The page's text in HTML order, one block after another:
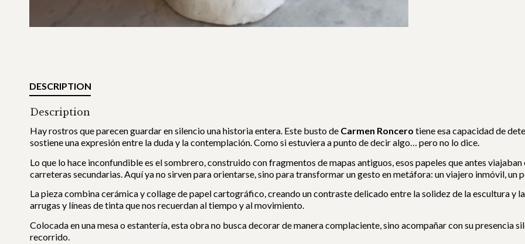
DESCRIPTION
Description
Hay rostros que parecen guardar en silencio una historia entera. Este busto de Carmen Roncero tiene esa capacidad de
sostiene una expresión entre la duda y la contemplación. Como si estuviera a punto de decir algo… pero no lo dice.
Lo que lo hace inconfundible es el sombrero, construido con fragmentos de mapas antiguos, esos papeles que antes
carreteras secundarias. Aquí ya no sirven para orientarse, sino para transformar un gesto en metáfora: un viajero inmóvil,
La pieza combina cerámica y collage de papel cartográfico, creando un contraste delicado entre la solidez de la escultura y
arrugas y líneas de tinta que nos recuerdan al tiempo y al movimiento.
Colocada en una mesa o estantería, esta obra no busca decorar de manera complaciente, sino acompañar con su presencia
recorrido.